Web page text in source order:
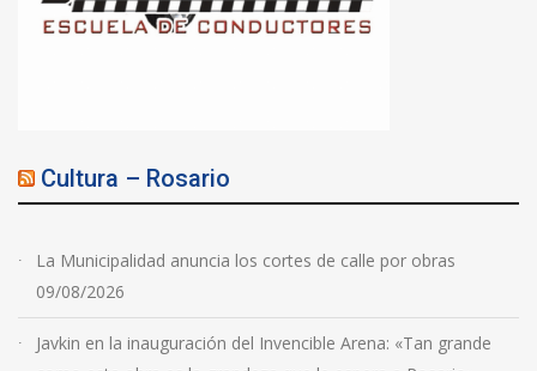
Cultura – Rosario
La Municipalidad anuncia los cortes de calle por obras
09/08/2026
Javkin en la inauguración del Invencible Arena: «Tan grande